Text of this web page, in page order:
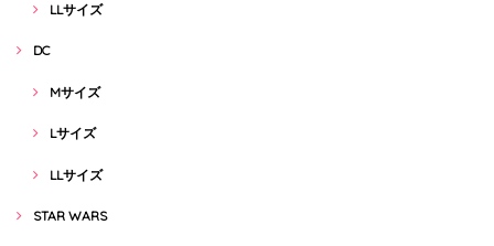
LLサイズ
DC
Mサイズ
Lサイズ
LLサイズ
STAR WARS